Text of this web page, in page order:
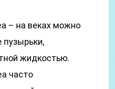
– на веках можно
пузырьки,
жидкостью.
часто